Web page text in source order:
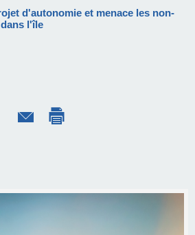
d'autonomie et menace les non-
l'île